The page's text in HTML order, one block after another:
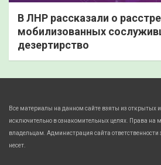
В ЛНР рассказали о
мобилизованных
дезертирство
Все материалы на данном сайте взяты из открытых
исключительно в ознакомительных целях. Права на
владельцам. Администрация сайта
несет.